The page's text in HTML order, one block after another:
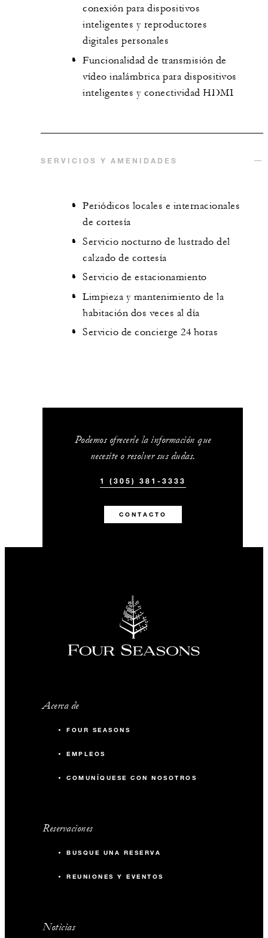
conexión para dispositivos
inteligentes y reproductores
digitales personales
Funcionalidad de transmisión de
vídeo inalámbrica para dispositivos
inteligentes y conectividad HDMI
SERVICIOS Y AMENIDADES
Periódicos locales e internacionales
de cortesía
Servicio nocturno de lustrado del
calzado de cortesía
Servicio de estacionamiento
Limpieza y mantenimiento de la
habitación dos veces al día
Servicio de concierge 24 horas
Podemos ofrecerle la información que
necesite o resolver sus dudas.
1 (305) 381-3333
CONTACTO
Acerca de
FOUR SEASONS
EMPLEOS
COMUNÍQUESE CON NOSOTROS
Reservaciones
BUSQUE UNA RESERVA
REUNIONES Y EVENTOS
Noticias